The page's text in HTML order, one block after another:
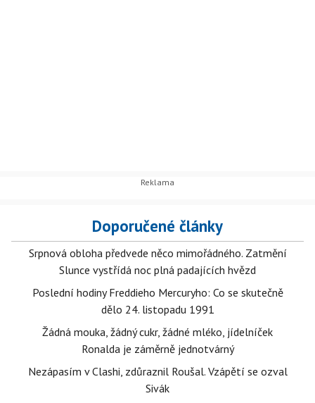
Doporučené články
Srpnová obloha předvede něco mimořádného. Zatmění
Slunce vystřídá noc plná padajících hvězd
Poslední hodiny Freddieho Mercuryho: Co se skutečně
dělo 24. listopadu 1991
Žádná mouka, žádný cukr, žádné mléko, jídelníček
Ronalda je záměrně jednotvárný
Nezápasím v Clashi, zdůraznil Roušal. Vzápětí se ozval
Sivák